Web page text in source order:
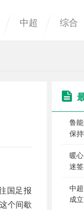
中超 综合
国足报
个间歇
鲁
保
暖
迷
中
成